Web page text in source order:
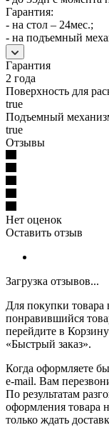
Гарантия:
- на стол – 24мес.;
- на подъемный
Гарантия
2 года
Поверхность для
true
Подъемный
true
Отзывы
Нет оценок
Оставить отзыв
Загрузка отзывов...
Для покупки товара
понравившийся
перейдите в
«Быстрый заказ».
Когда оформляете
e-mail. Вам
По результатам
оформления товара
только ждать